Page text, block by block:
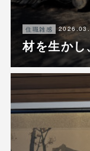
住職雑感
材を生か